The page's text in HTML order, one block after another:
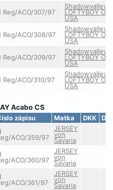
Reg/ACO/307/97
Shadowvalley's
LOFTYBOY OF
USA
Reg/ACO/308/97
Shadowvalley's
LOFTYBOY OF
USA
Reg/ACO/309/97
Shadowvalley's
LOFTYBOY OF
USA
Reg/ACO/310/97
Shadowvalley's
LOFTYBOY OF
USA
Acabo CS
zápisu Matka DKK
ACO/359/97
JERSEY
von
Savaria
ACO/360/97
JERSEY
von
Savaria
ACO/361/97
JERSEY
von
Savaria